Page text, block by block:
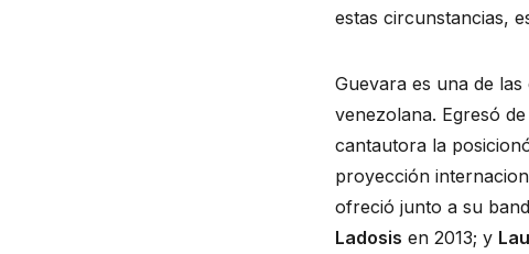
estas circunstancias,
Guevara es una de
venezolana. Egresó
cantautora la
proyección
ofreció junto a su
Ladosis en 2013; y